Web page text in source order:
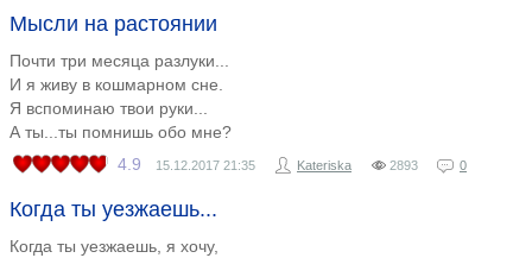
Мысли на растоянии
​Почти три месяца разлуки...
И я живу в кошмарном сне.
Я вспоминаю твои руки...
А ты...ты помнишь обо мне?
4.9
15.12.2017 21:35 Kateriska 2893 0
Когда ты уезжаешь...
Когда ты уезжаешь, я хочу,